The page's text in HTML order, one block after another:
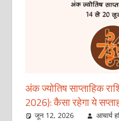
–
अंक ज्योतिष साप्ताहिक
2026): कैसा रहेगा ये
जून 12, 2026 आचार्य